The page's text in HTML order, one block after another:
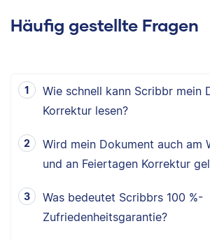
Häufig gestellte Fragen
Wie schnell kann Scribbr mein
Korrektur lesen?
Wird mein Dokument auch am
und an Feiertagen Korrektur
Was bedeutet Scribbrs 100 %-
Zufriedenheitsgarantie?